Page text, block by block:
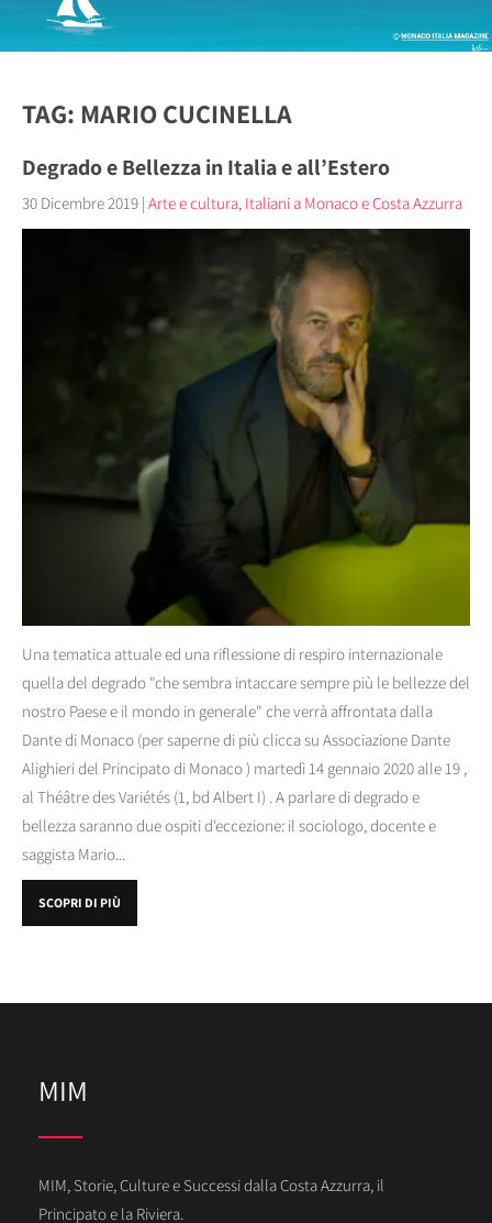
TAG: MARIO CUCINELLA
Degrado e Bellezza in Italia e all’Estero
30 Dicembre 2019 | Arte e cultura, Italiani a Monaco e Costa Azzurra
Una tematica attuale ed una riflessione di respiro internazionale
quella del degrado "che sembra intaccare sempre più le bellezze del
nostro Paese e il mondo in generale" che verrà affrontata dalla
Dante di Monaco (per saperne di più clicca su Associazione Dante
Alighieri del Principato di Monaco ) martedì 14 gennaio 2020 alle 19 ,
al Théâtre des Variétés (1, bd Albert I) . A parlare di degrado e
bellezza saranno due ospiti d'eccezione: il sociologo, docente e
saggista Mario...
SCOPRI DI PIÙ
MIM
MIM, Storie, Culture e Successi dalla Costa Azzurra, il
Principato e la Riviera.